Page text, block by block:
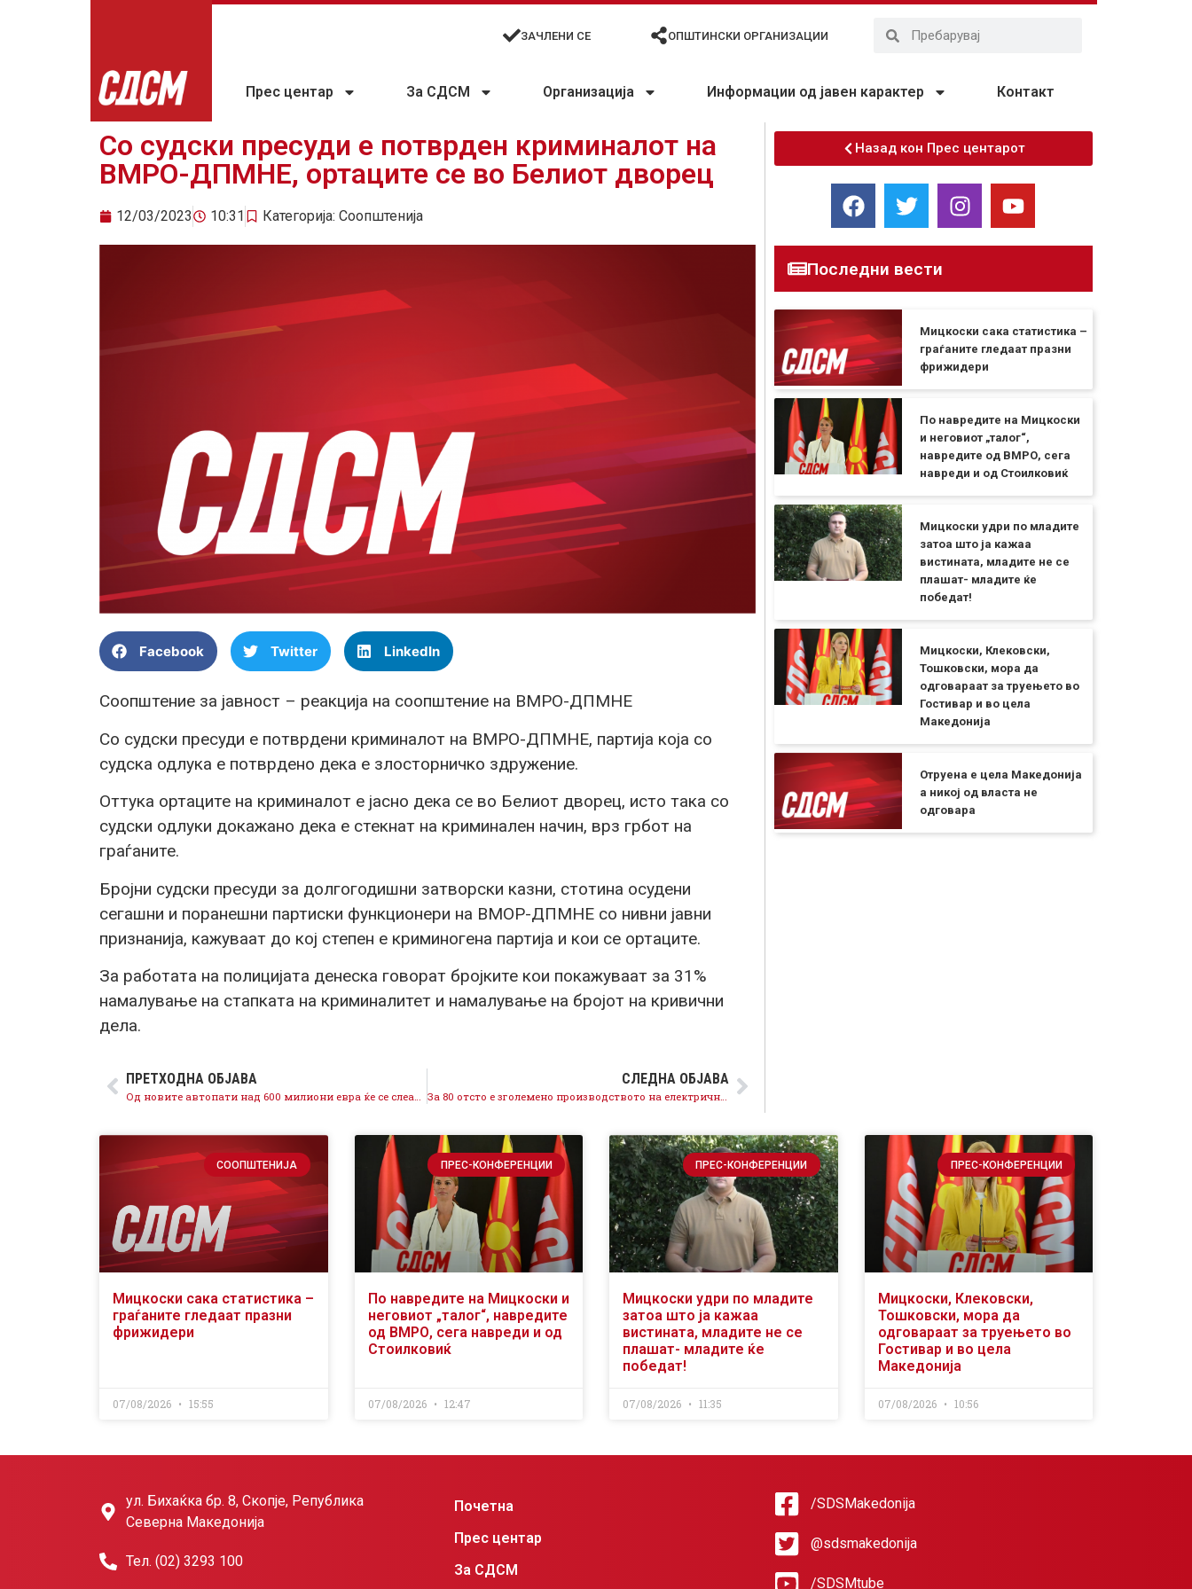
ЗАЧЛЕНИ СЕ ОПШТИНСКИ ОРГАНИЗАЦИИ
Прес центар За СДСМ Организација Информации од јавен карактер Контакт
Со судски пресуди е потврден криминалот на
ВМРО-ДПМНЕ, ортаците се во Белиот дворец
12/03/2023 10:31 Категорија: Соопштенија
Facebook Twitter LinkedIn
Соопштение за јавност – реакција на соопштение на ВМРО-ДПМНЕ
Со судски пресуди е потврдени криминалот на ВМРО-ДПМНЕ, партија која со
судска одлука е потврдено дека е злосторничко здружение.
Оттука ортаците на криминалот е јасно дека се во Белиот дворец, исто така со
судски одлуки докажано дека е стекнат на криминален начин, врз грбот на
граѓаните.
Бројни судски пресуди за долгогодишни затворски казни, стотина осудени
сегашни и поранешни партиски функционери на ВМОР-ДПМНЕ со нивни јавни
признанија, кажуваат до кој степен е криминогена партија и кои се ортаците.
За работата на полицијата денеска говорат бројките кои покажуваат за 31%
намалување на стапката на криминалитет и намалување на бројот на кривични
дела.
ПРЕТХОДНА ОБЈАВА
Од новите автопати над 600 милиони евра ќе се слеат кај домашни компании
СЛЕДНА ОБЈАВА
За 80 отсто е зголемено производството на електрична енергија во месец февруари
Назад кон Прес центарот
Последни вести
Мицкоски сака статистика –
граѓаните гледаат празни
фрижидери
По навредите на Мицкоски
и неговиот „талог“,
навредите од ВМРО, сега
навреди и од Стоилковиќ
Мицкоски удри по младите
затоа што ја кажаа
вистината, младите не се
плашат- младите ќе
победат!
Мицкоски, Клековски,
Тошковски, мора да
одговараат за труењето во
Гостивар и во цела
Македонија
Отруена е цела Македонија
а никој од власта не
одговара
СООПШТЕНИЈА
Мицкоски сака статистика –
граѓаните гледаат празни
фрижидери
07/08/2026 15:55
ПРЕС-КОНФЕРЕНЦИИ
По навредите на Мицкоски и
неговиот „талог“, навредите
од ВМРО, сега навреди и од
Стоилковиќ
07/08/2026 12:47
ПРЕС-КОНФЕРЕНЦИИ
Мицкоски удри по младите
затоа што ја кажаа
вистината, младите не се
плашат- младите ќе
победат!
07/08/2026 11:35
ПРЕС-КОНФЕРЕНЦИИ
Мицкоски, Клековски,
Тошковски, мора да
одговараат за труењето во
Гостивар и во цела
Македонија
07/08/2026 10:56
ул. Бихаќка бр. 8, Скопје, Република
Северна Македонија
Тел. (02) 3293 100
Почетна
Прес центар
За СДСМ
/SDSMakedonija
@sdsmakedonija
/SDSMtube